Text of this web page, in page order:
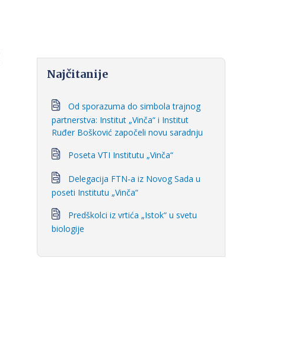
Najčitanije
Od sporazuma do simbola trajnog
partnerstva: Institut „Vinča“ i Institut
Ruđer Bošković započeli novu saradnju
Poseta VTI Institutu „Vinča“
Delegacija FTN-a iz Novog Sada u
poseti Institutu „Vinča“
Predškolci iz vrtića „Istok“ u svetu
biologije